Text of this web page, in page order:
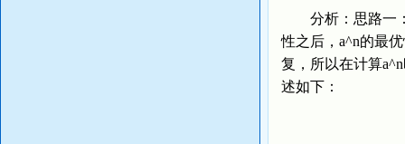
分析：思路一：
性之后，a^n的最
复，所以在计算
述如下：